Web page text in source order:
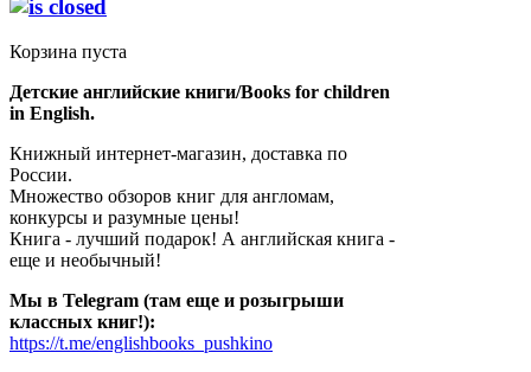
Корзина пуста
Детские английские книги/Books for children
in English.
Книжный интернет-магазин, доставка по
России.
Множество обзоров книг для англомам,
конкурсы и разумные цены!
Книга - лучший подарок! А английская книга -
еще и необычный!
Мы в Telegram (там еще и розыгрыши
классных книг!):
https://t.me/englishbooks_pushkino